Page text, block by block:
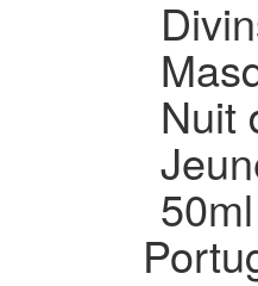
Nuit
50ml